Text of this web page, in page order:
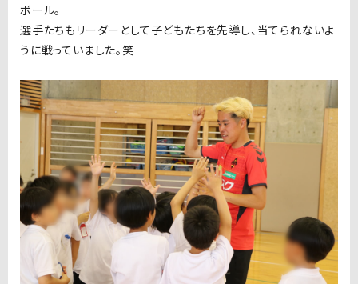
ボール。
選手たちもリーダーとして子どもたちを先導し、当てられないよ
うに戦っていました。笑